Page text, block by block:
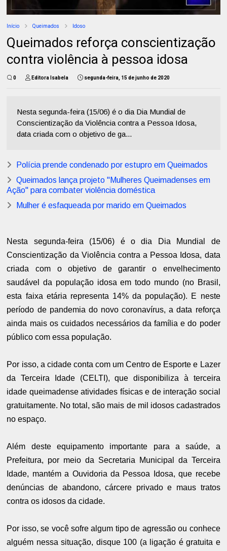
Início Queimados Idoso
Queimados reforça conscientização
contra violência à pessoa idosa
0 Editora Isabela segunda-feira, 15 de junho de 2020
Nesta segunda-feira (15/06) é o dia Dia Mundial de
Conscientização da Violência contra a Pessoa Idosa,
data criada com o objetivo de ga...
Polícia prende condenado por estupro em Queimados
Queimados lança projeto "Mulheres Queimadenses em
Ação" para combater violência doméstica
Mulher é esfaqueada por marido em Queimados
Nesta segunda-feira (15/06) é o dia Dia Mundial de
Conscientização da Violência contra a Pessoa Idosa, data
criada com o objetivo de garantir o envelhecimento
saudável da população idosa em todo mundo (no Brasil,
esta faixa etária representa 14% da população). E neste
período de pandemia do novo coronavírus, a data reforça
ainda mais os cuidados necessários da família e do poder
público com essa população.
Por isso, a cidade conta com um Centro de Esporte e Lazer
da Terceira Idade (CELTI), que disponibiliza à terceira
idade queimadense atividades físicas e de interação social
gratuitamente. No total, são mais de mil idosos cadastrados
no espaço.
Além deste equipamento importante para a saúde, a
Prefeitura, por meio da Secretaria Municipal da Terceira
Idade, mantém a Ouvidoria da Pessoa Idosa, que recebe
denúncias de abandono, cárcere privado e maus tratos
contra os idosos da cidade.
Por isso, se você sofre algum tipo de agressão ou conhece
alguém nessa situação, disque 100 (a ligação é gratuita e